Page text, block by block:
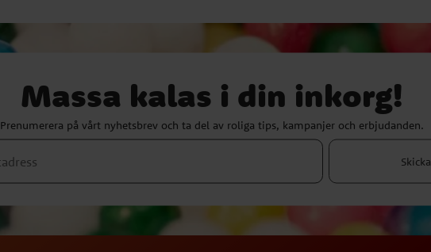
Massa kalas i din inkorg!
Prenumerera på vårt nyhetsbrev och ta del av roliga tips, kampanjer och erbjudanden.
Skicka